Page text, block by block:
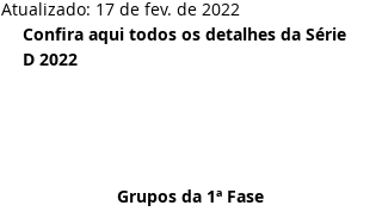
Atualizado: 17 de fev. de 2022
Confira aqui todos os detalhes da Série
D 2022
Grupos da 1ª Fase